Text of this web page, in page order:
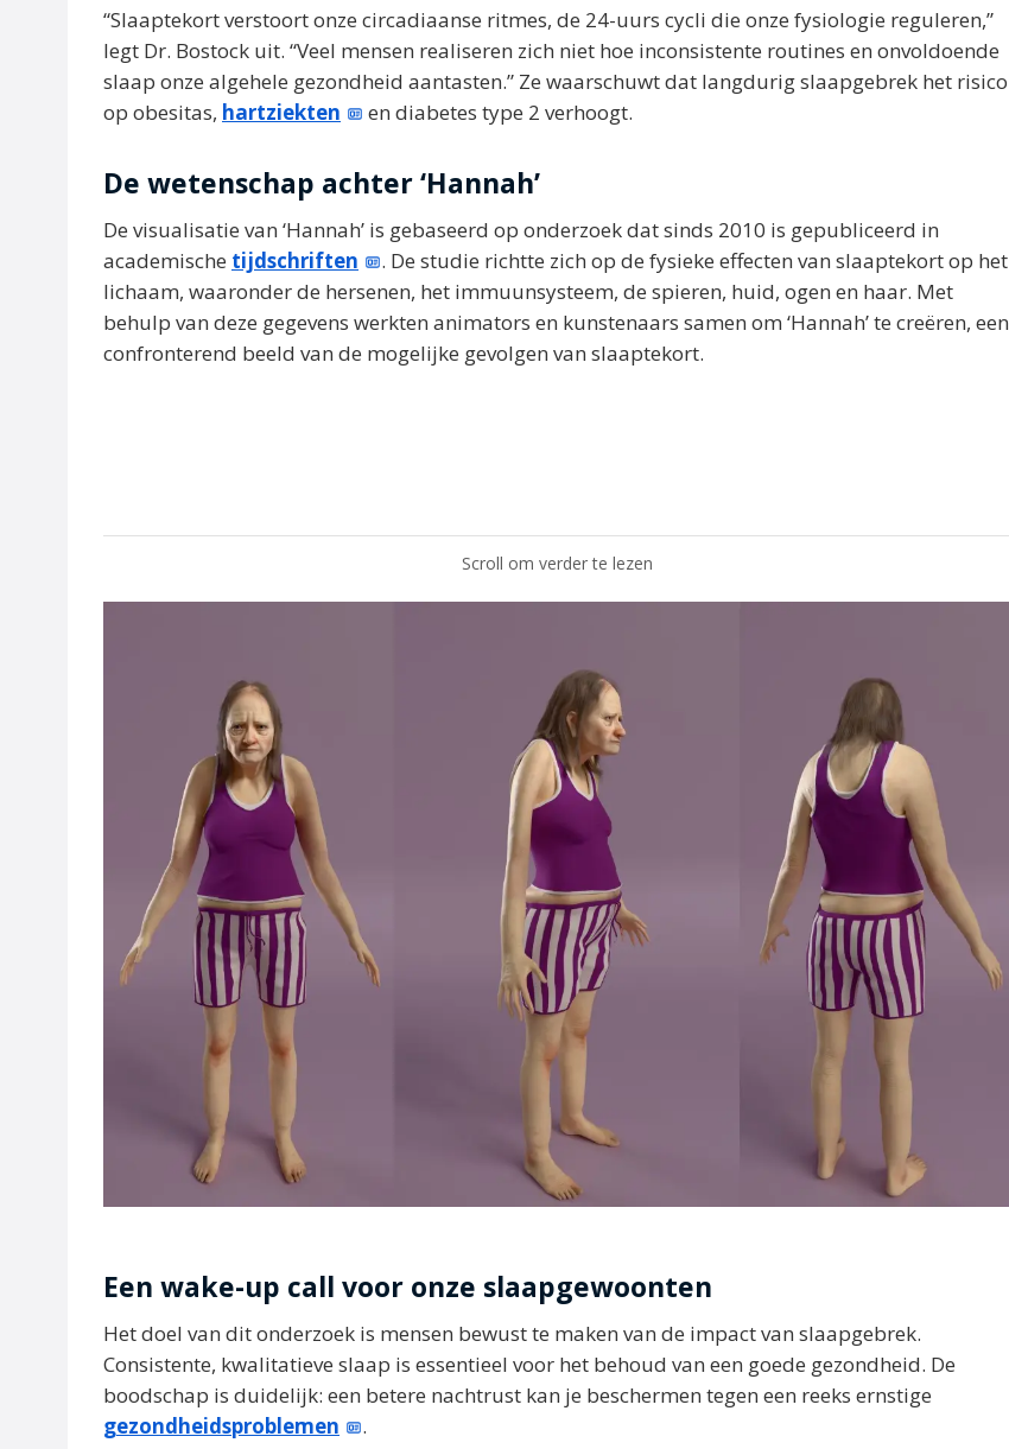
“Slaaptekort verstoort onze circadiaanse ritmes, de 24-uurs cycli die onze fysiologie reguleren,”
legt Dr. Bostock uit. “Veel mensen realiseren zich niet hoe inconsistente routines en onvoldoende
slaap onze algehele gezondheid aantasten.” Ze waarschuwt dat langdurig slaapgebrek het risico
op obesitas, hartziekten en diabetes type 2 verhoogt.
De wetenschap achter ‘Hannah’
De visualisatie van ‘Hannah’ is gebaseerd op onderzoek dat sinds 2010 is gepubliceerd in
academische tijdschriften
. De studie richtte zich op de fysieke effecten van slaaptekort op het
lichaam, waaronder de hersenen, het immuunsysteem, de spieren, huid, ogen en haar. Met
behulp van deze gegevens werkten animators en kunstenaars samen om ‘Hannah’ te creëren, een
confronterend beeld van de mogelijke gevolgen van slaaptekort.
Scroll om verder te lezen
Een wake-up call voor onze slaapgewoonten
Het doel van dit onderzoek is mensen bewust te maken van de impact van slaapgebrek.
Consistente, kwalitatieve slaap is essentieel voor het behoud van een goede gezondheid. De
boodschap is duidelijk: een betere nachtrust kan je beschermen tegen een reeks ernstige
gezondheidsproblemen
.